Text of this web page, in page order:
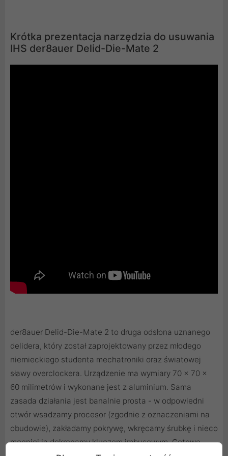
Krótka prezentacja narzędzia do usuwania
IHS der8auer Delid-Die-Mate 2
der8auer Delid-Die-Mate 2 to druga odsłona uznanego
delidera, który został zaprojektowany przez młodego
niemieckiego studenta mechatroniki oraz światowej
sławy overclockera. Urządzenie ma wymiary 70 x 70 x
60 milimetrów i wykonane jest z aluminium. Sama
zasada działania jest banalnie prosta - w odpowiedni
otwór wsadzamy procesor (zgodnie z oznaczeniami na
obudowie), zakładamy pokrywę, wkręcamy śrubkę i nieco
mocniej ją dokręcamy kluczem imbusowym. Gotowe.